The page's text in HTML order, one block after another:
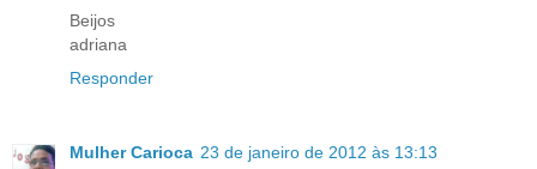
Beijos
adriana
Responder
Mulher Carioca 23 de janeiro de 2012 às 13:13